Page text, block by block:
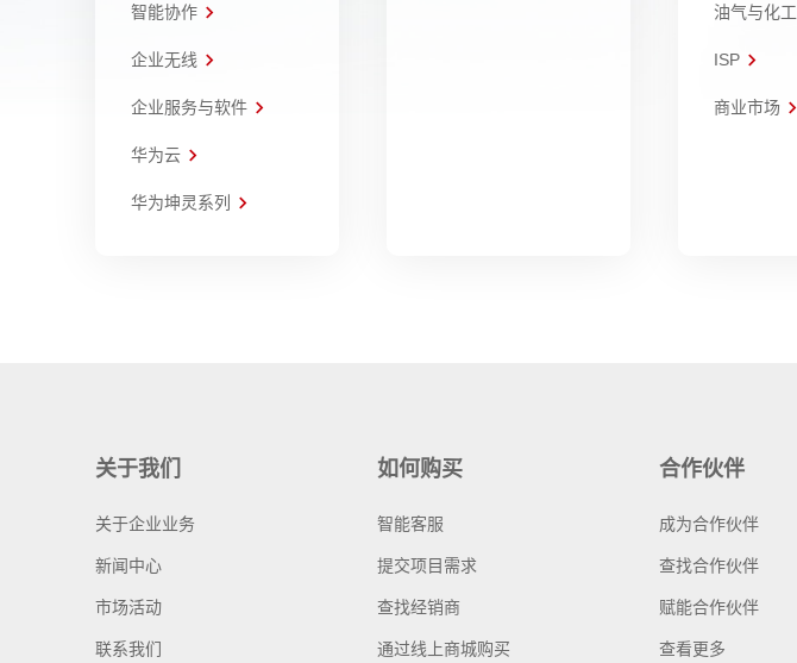
智能协作
企业无线
企业服务与软件
华为云
华为坤灵系列
油气与化工
ISP
商业市场
关于我们
关于企业业务
新闻中心
市场活动
联系我们
如何购买
智能客服
提交项目需求
查找经销商
通过线上商城购买
合作伙伴
成为合作伙伴
查找合作伙伴
赋能合作伙伴
查看更多